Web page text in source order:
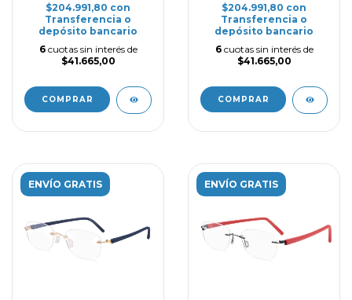
$204.991,80 con
Transferencia o
depósito bancario
6 cuotas sin interés de
$41.665,00
COMPRAR
$204.991,80 con
Transferencia o
depósito bancario
6 cuotas sin interés de
$41.665,00
COMPRAR
ENVÍO GRATIS ENVÍO GRATIS